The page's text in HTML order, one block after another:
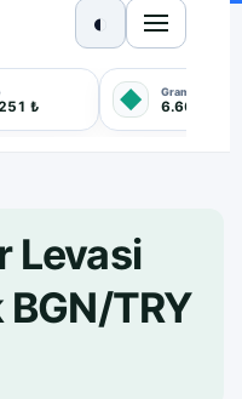
₺ ◆ Gram Altın
6.660,550
◐
Levasi
BGN/TRY